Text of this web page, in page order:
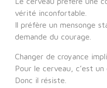
vérité inconfortable.
Il préfère un mensonge
demande du courage.
Changer de croyance
Pour le cerveau, c’est
Donc il résiste.